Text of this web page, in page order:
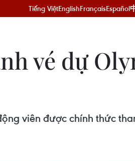
Tiếng ViệtEnglishFrançaisEspañol
vé dự
viên được chính thức